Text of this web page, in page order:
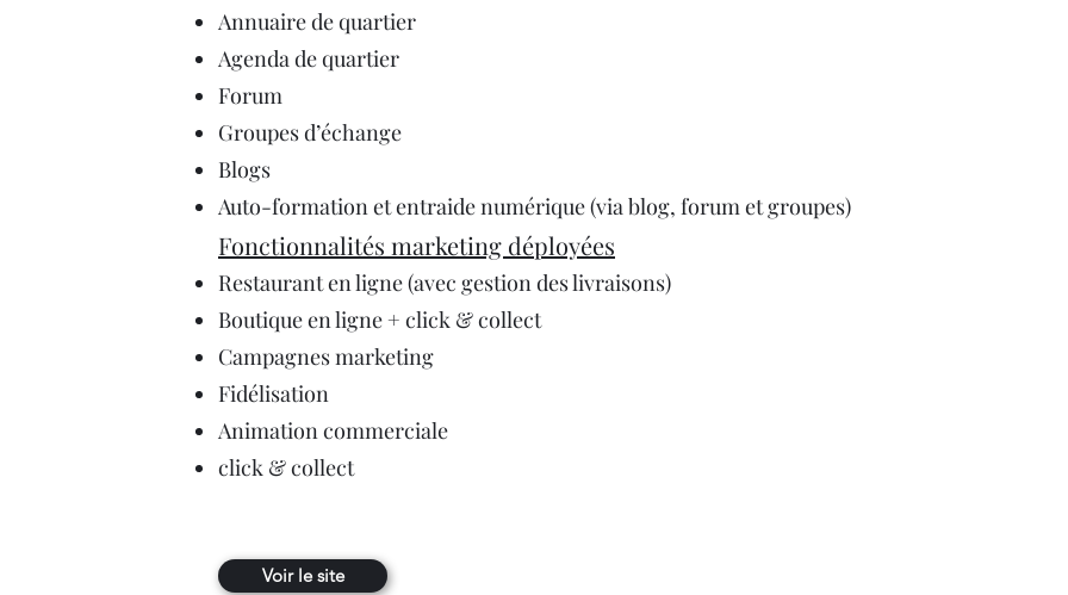
Annuaire de quartier
Agenda de quartier
Forum
Groupes d’échange
Blogs
Auto-formation et entraide numérique (via blog, forum et groupes)
Fonctionnalités marketing déployées
Restaurant en ligne (avec gestion des livraisons)
Boutique en ligne + click & collect
Campagnes marketing
Fidélisation
Animation commerciale
click & collect
Voir le site